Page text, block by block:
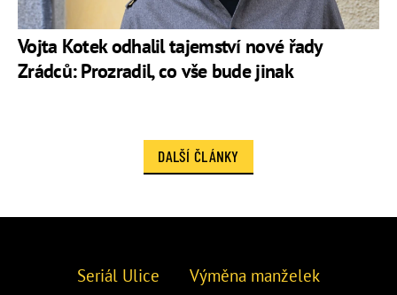
Vojta Kotek odhalil tajemství nové řady
Zrádců: Prozradil, co vše bude jinak
DALŠÍ ČLÁNKY
Seriál Ulice Výměna manželek